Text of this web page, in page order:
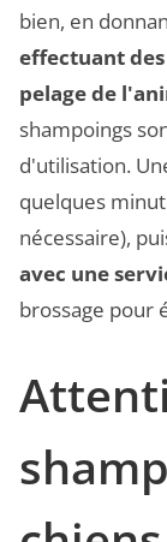
bien, en
effectuant
pelage de
shampoings
d'utilisation.
quelques
nécessaire),
avec une
brossage pour